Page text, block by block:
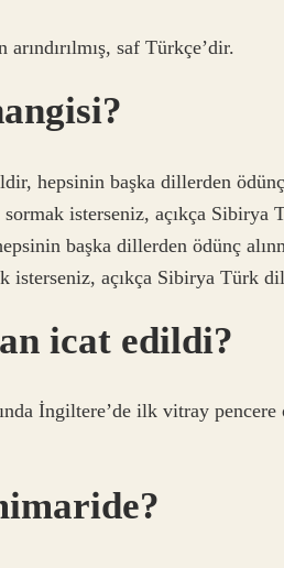
saf Türkçe’dir.
hepsinin başka dillerden ödünç
isterseniz, açıkça
başka dillerden ödünç
isterseniz, açıkça Sibirya Türk
icat edildi?
İngiltere’de ilk vitray pencere